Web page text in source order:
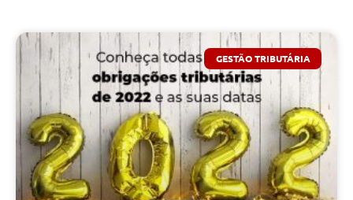
GESTÃO TRIBUTÁRIA